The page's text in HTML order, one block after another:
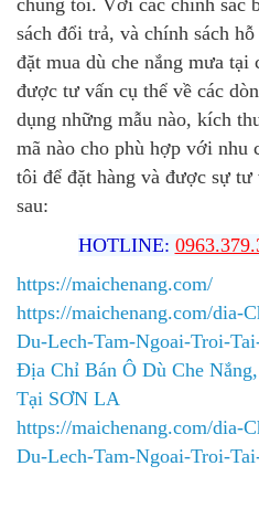
sách đổi trả, và chính sách
đặt mua dù che nắng mưa tại
được tư vấn cụ thể về các
dụng những mẫu nào, kích
mã nào cho phù hợp với nhu
tôi để đặt hàng và được sự
sau:
HOTLINE:
https://maichenang.com/
https://maichenang.com/dia-
Du-Lech-Tam-Ngoai-Troi-
Địa Chỉ Bán Ô Dù Che
Tại SƠN LA
https://maichenang.com/dia-
Du-Lech-Tam-Ngoai-Troi-